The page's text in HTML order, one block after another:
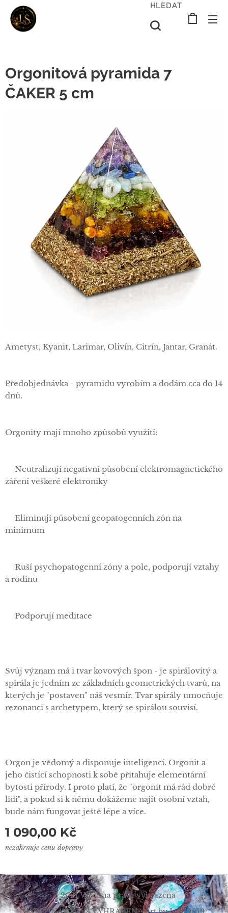
HLEDAT
Orgonitová pyramida 7
ČAKER 5 cm
Ametyst, Kyanit, Larimar, Olivín, Citrín, Jantar, Granát.
Předobjednávka - pyramidu vyrobím a dodám cca do 14
dnů.
Orgonity mají mnoho způsobů využití:
✅Neutralizují negativní působení elektromagnetického
záření veškeré elektroniky
✅Eliminují působení geopatogenních zón na
minimum
✅Ruší psychopatogenní zóny a pole, podporují vztahy
a rodinu
✅Podporují meditace
Svůj význam má i tvar kovových špon - je spirálovitý a
spirála je jedním ze základních geometrických tvarů, na
kterých je "postaven" náš vesmír. Tvar spirály umocňuje
rezonanci s archetypem, který se spirálou souvisí.
Orgon je vědomý a disponuje inteligencí. Orgonit a
jeho čistící schopnosti k sobě přitahuje elementární
bytosti přírody. I proto platí, že "orgonit má rád dobré
lidi", a pokud si k němu dokážeme najít osobní vztah,
bude nám fungovat ještě lépe a více.
1 090,00 Kč
nezahrnuje cenu dopravy
© 2021 Všechna práva vyhrazena